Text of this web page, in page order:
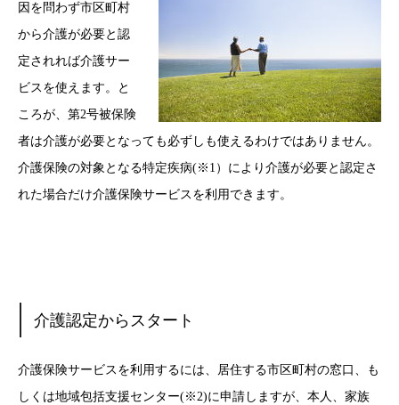
因を問わず市区町村
から介護が必要と認
定されれば介護サー
ビスを使えます。と
ころが、第2号被保険
者は介護が必要となっても必ずしも使えるわけではありません。
介護保険の対象となる特定疾病(※1）により介護が必要と認定さ
れた場合だけ介護保険サービスを利用できます。
介護認定からスタート
介護保険サービスを利用するには、居住する市区町村の窓口、も
しくは地域包括支援センター(※2)に申請しますが、本人、家族